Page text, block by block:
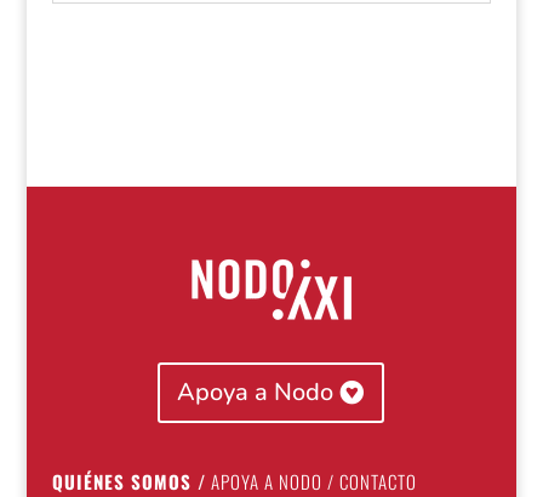
Apoya a Nodo
QUIÉNES SOMOS / APOYA A NODO / CONTACTO